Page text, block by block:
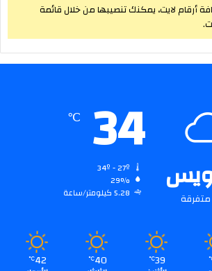
أرقام لايت، يمكنك تنصيبها من خلال قائمة
34
℃
29%
5.28 كيلومتر/ساعة
39
℃
40
℃
42
℃